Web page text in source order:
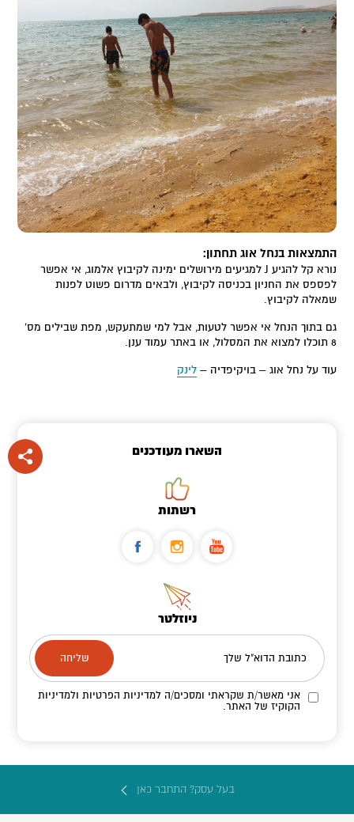
התמצאות בנחל אוג תחתון:
נורא קל להגיע J למגיעים מירושלים ימינה לקיבוץ אלמוג, אי אפשר
לפספס את החניון בכניסה לקיבוץ, ולבאים מדרום פשוט לפנות
שמאלה לקיבוץ.
גם בתוך הנחל אי אפשר לטעות, אבל למי שמתעקש, מפת שבילים מס'
8 תוכלו למצוא את המסלול, או באתר עמוד ענן.
עוד על נחל אוג – בויקיפדיה –לינק
השארו מעודכנים
רשתות
ניוזלטר
כתובת הדוא"ל שלך
אני מאשר/ת שקראתי ומסכים/הלמדיניות הפרטיות ולמדיניות
הקוקיז של האתר.
בעל עסק? התחבר כאן